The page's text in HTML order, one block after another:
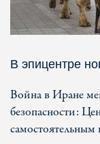
В эпицентре
Война в Иране
безопасности: